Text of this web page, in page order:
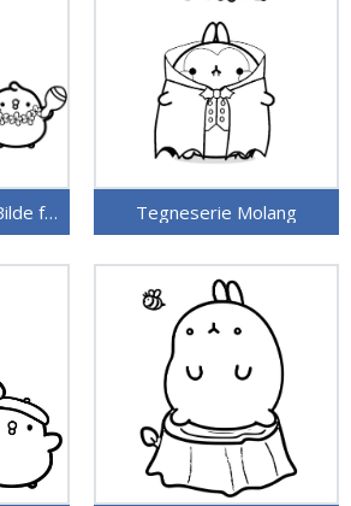
Utskrivbar Molang Bilde for Barn Tegneserie Molang